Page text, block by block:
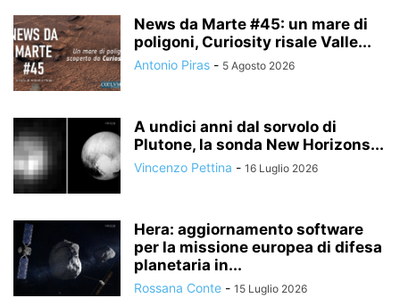
News da Marte #45: un mare di
poligoni, Curiosity risale Valle...
Antonio Piras - 5 Agosto 2026
A undici anni dal sorvolo di
Plutone, la sonda New Horizons...
Vincenzo Pettina - 16 Luglio 2026
Hera: aggiornamento software
per la missione europea di difesa
planetaria in...
Rossana Conte - 15 Luglio 2026